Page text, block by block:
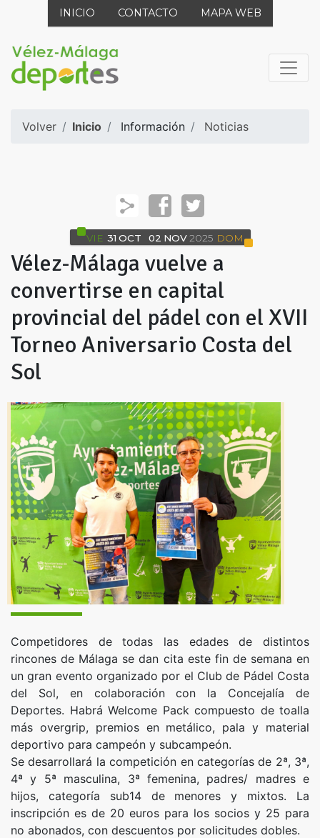
INICIO CONTACTO MAPA WEB
Volver Inicio Información Noticias
VIE 31 OCT 02 NOV 2025 DOM
Vélez-Málaga vuelve a
convertirse en capital
provincial del pádel con el XVII
Torneo Aniversario Costa del
Sol
Competidores de todas las edades de distintos
rincones de Málaga se dan cita este fin de semana en
un gran evento organizado por el Club de Pádel Costa
del Sol, en colaboración con la Concejalía de
Deportes. Habrá Welcome Pack compuesto de toalla
más overgrip, premios en metálico, pala y material
deportivo para campeón y subcampeón.
Se desarrollará la competición en categorías de 2ª, 3ª,
4ª y 5ª masculina, 3ª femenina, padres/ madres e
hijos, categoría sub14 de menores y mixtos. La
inscripción es de 20 euros para los socios y 25 para
no abonados, con descuentos por solicitudes dobles.